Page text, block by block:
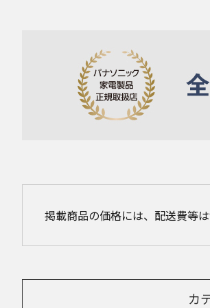
掲載商品の価格には、配送費等
カ